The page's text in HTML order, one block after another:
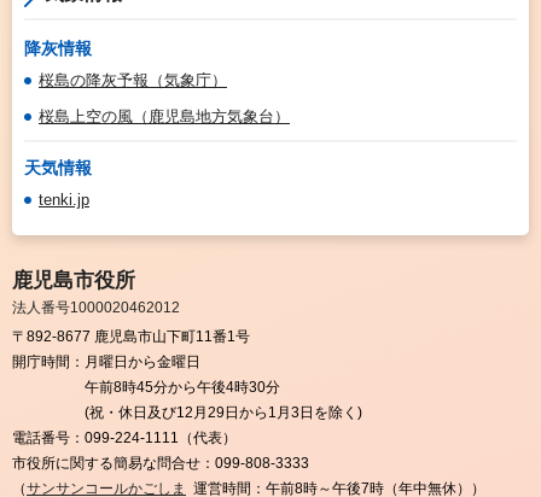
降灰情報
桜島の降灰予報（気象庁）
桜島上空の風（鹿児島地方気象台）
天気情報
tenki.jp
鹿児島市役所
法人番号1000020462012
〒892-8677 鹿児島市山下町11番1号
開庁時間： 月曜日から金曜日
午前8時45分から午後4時30分
(祝・休日及び12月29日から1月3日を除く)
電話番号： 099-224-1111（代表）
市役所に関する簡易な問合せ： 099-808-3333
（サンサンコールかごしま 運営時間：午前8時～午後7時（年中無休））